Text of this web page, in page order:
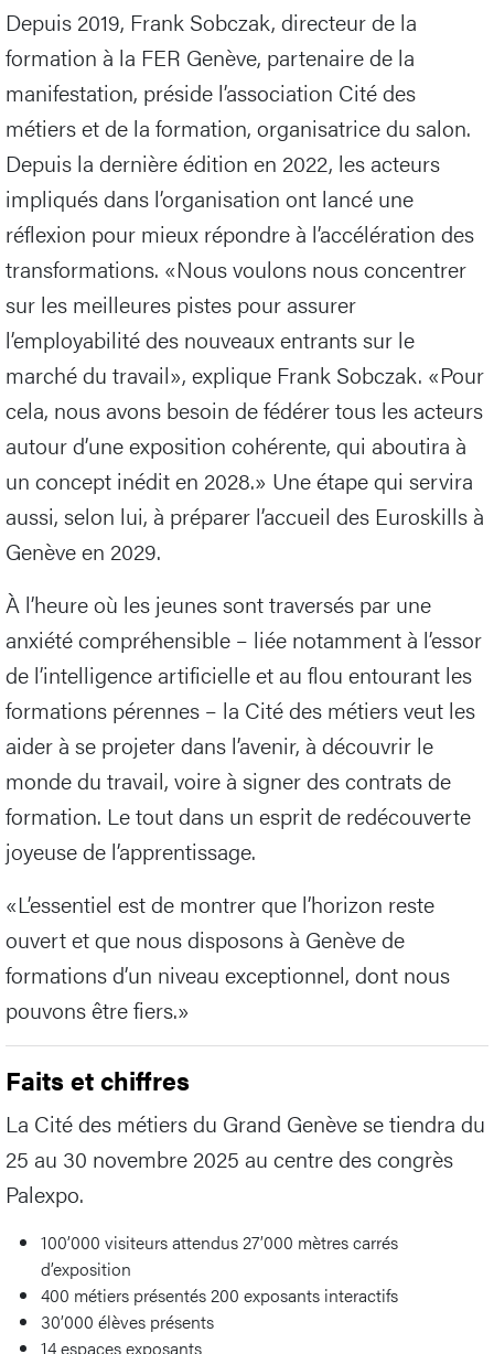
Depuis 2019, Frank Sobczak, directeur de la
formation à la FER Genève, partenaire de la
manifestation, préside l’association Cité des
métiers et de la formation, organisatrice du salon.
Depuis la dernière édition en 2022, les acteurs
impliqués dans l’organisation ont lancé une
réflexion pour mieux répondre à l’accélération des
transformations. «Nous voulons nous concentrer
sur les meilleures pistes pour assurer
l’employabilité des nouveaux entrants sur le
marché du travail», explique Frank Sobczak. «Pour
cela, nous avons besoin de fédérer tous les acteurs
autour d’une exposition cohérente, qui aboutira à
un concept inédit en 2028.» Une étape qui servira
aussi, selon lui, à préparer l’accueil des Euroskills à
Genève en 2029.
À l’heure où les jeunes sont traversés par une
anxiété compréhensible – liée notamment à l’essor
de l’intelligence artificielle et au flou entourant les
formations pérennes – la Cité des métiers veut les
aider à se projeter dans l’avenir, à découvrir le
monde du travail, voire à signer des contrats de
formation. Le tout dans un esprit de redécouverte
joyeuse de l’apprentissage.
«L’essentiel est de montrer que l’horizon reste
ouvert et que nous disposons à Genève de
formations d’un niveau exceptionnel, dont nous
pouvons être fiers.»
Faits et chiffres
La Cité des métiers du Grand Genève se tiendra du
25 au 30 novembre 2025 au centre des congrès
Palexpo.
100’000 visiteurs attendus 27’000 mètres carrés
d’exposition
400 métiers présentés 200 exposants interactifs
30’000 élèves présents
14 espaces exposants